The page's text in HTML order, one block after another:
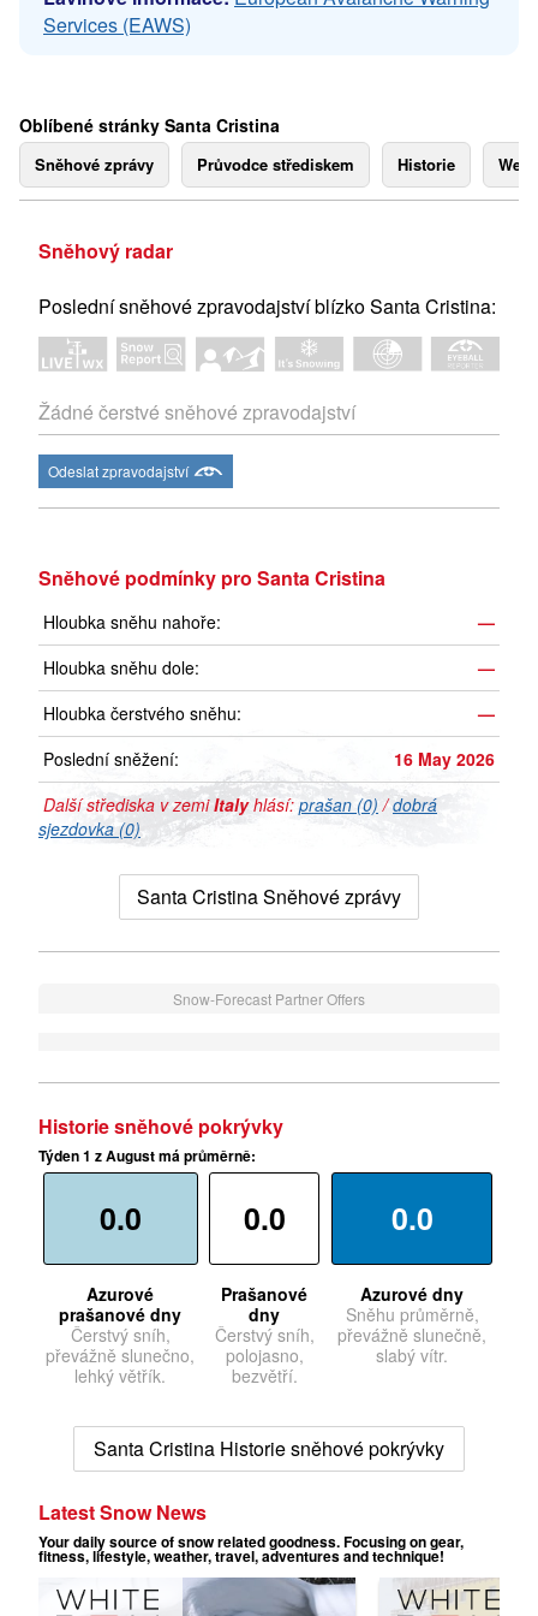
Services (EAWS)
Oblíbené stránky Santa Cristina
Sněhové zprávy Průvodce střediskem Historie
Sněhový radar
Poslední sněhové zpravodajství blízko Santa Cristina:
Žádné čerstvé sněhové zpravodajství
Odeslat zpravodajství
Sněhové podmínky pro Santa Cristina
Hloubka sněhu nahoře:
—
Hloubka sněhu dole:
—
Hloubka čerstvého sněhu:
—
Poslední sněžení:
16 May 2026
Další střediska v zemiItalyhlásí: prašan (0) /dobrá
sjezdovka (0)
Santa Cristina Sněhové zprávy
Snow-Forecast Partner Offers
Historie sněhové pokrývky
Týden 1 z August má průměrně:
0.0
Azurové
prašanové dny
Čerstvý sníh,
převážně slunečno,
lehký větřík.
0.0
Prašanové
dny
Čerstvý sníh,
polojasno,
bezvětří.
0.0
Azurové dny
Sněhu průměrně,
převážně slunečně,
slabý vítr.
Santa Cristina Historie sněhové pokrývky